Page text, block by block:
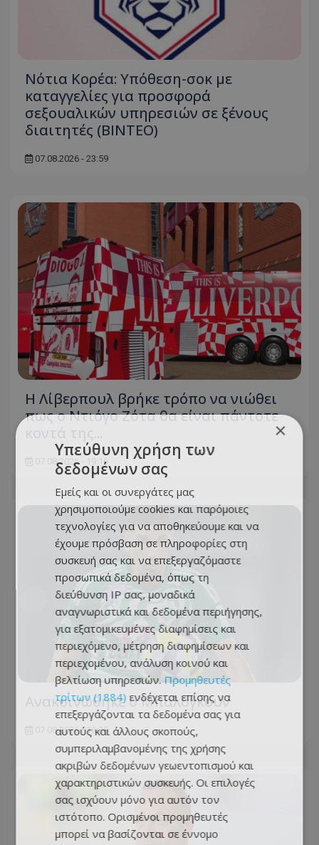
Νότια Κορέα: Υπόθεση-σοκ με
καταγγελίες για προσφορά
σεξουαλικών υπηρεσιών σε ξένους
διαιτητές (BINTEO)
07.08.2026 - 23:59
Η Λίβερπουλ βρήκε τρόπο να νιώθει
πως ο Ντιόγο Ζότα θα είναι πάντοτε
07.08.2026 - 19:16
Ανακοινώθηκε ο Μπαλόγκουν
07.08.2026 - 16:20
×
Υπεύθυνη χρήση των
δεδομένων σας
Εμείς και οι συνεργάτες μας
χρησιμοποιούμε cookies και παρόμοιες
τεχνολογίες για να αποθηκεύουμε και να
έχουμε πρόσβαση σε πληροφορίες στη
συσκευή σας και να επεξεργαζόμαστε
προσωπικά δεδομένα, όπως τη
διεύθυνση IP σας, μοναδικά
αναγνωριστικά και δεδομένα περιήγησης,
για εξατομικευμένες διαφημίσεις και
περιεχόμενο, μέτρηση διαφημίσεων και
περιεχομένου, ανάλυση κοινού και
βελτίωση υπηρεσιών.Προμηθευτές
τρίτων (1884) ενδέχεται επίσης να
επεξεργάζονται τα δεδομένα σας για
αυτούς και άλλους σκοπούς,
συμπεριλαμβανομένης της χρήσης
ακριβών δεδομένων γεωεντοπισμού και
χαρακτηριστικών συσκευής. Οι επιλογές
σας ισχύουν μόνο για αυτόν τον
ιστότοπο. Ορισμένοι προμηθευτές
μπορεί να βασίζονται σε έννομο